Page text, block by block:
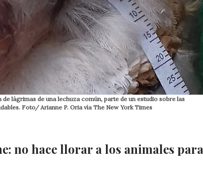
lágrimas de una lechuza común, parte de un estudio sobre las
Foto/ Arianne P. Oria vía The New York Times
no hace llorar a los animales para